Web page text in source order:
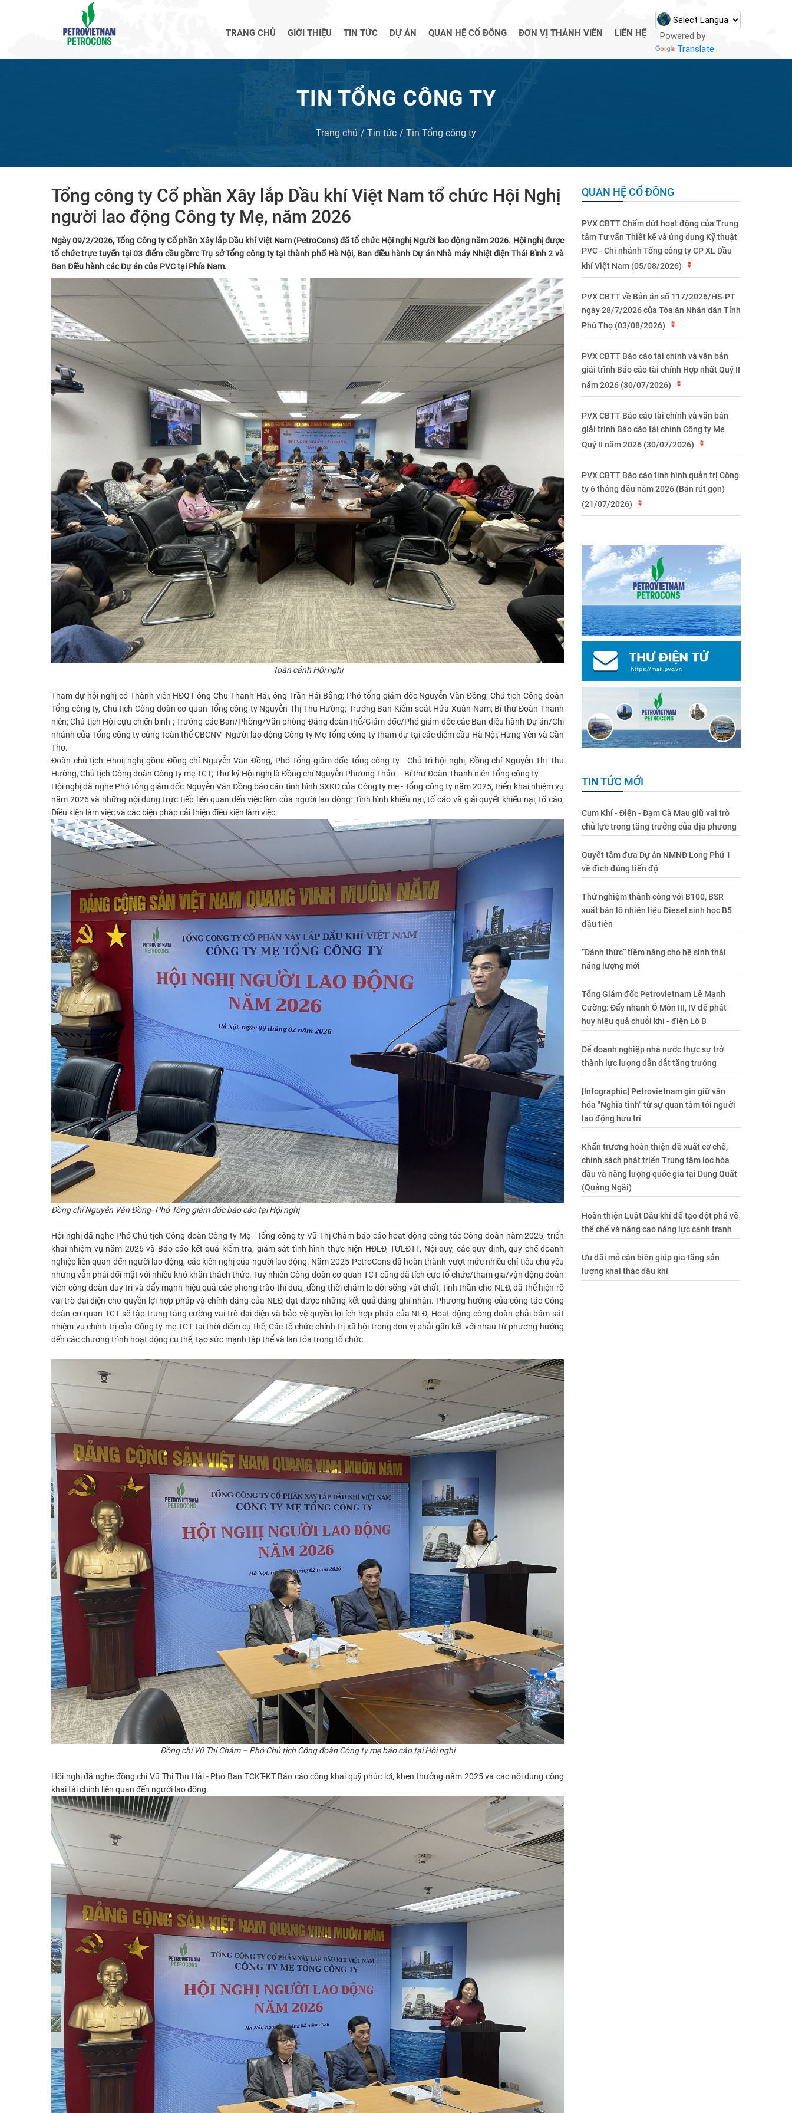
TRANG CHỦ GIỚI THIỆU TIN TỨC DỰ ÁN QUAN HỆ CỔ ĐÔNG ĐƠN VỊ THÀNH VIÊN LIÊN HỆ
Powered by
Translate
TIN TỔNG CÔNG TY
Trang chủ Tin tức Tin Tổng công ty
Tổng công ty Cổ phần Xây lắp Dầu khí Việt Nam tổ chức Hội Nghị
người lao động Công ty Mẹ, năm 2026
Ngày 09/2/2026, Tổng Công ty Cổ phần Xây lắp Dầu khí Việt Nam (PetroCons) đã tổ chức Hội nghị Người lao động năm 2026. Hội nghị được
tổ chức trực tuyến tại 03 điểm cầu gồm: Trụ sở Tổng công ty tại thành phố Hà Nội, Ban điều hành Dự án Nhà máy Nhiệt điện Thái Bình 2 và
Ban Điều hành các Dự án của PVC tại Phía Nam.
Toàn cảnh Hội nghị
Tham dự hội nghị có Thành viên HĐQT ông Chu Thanh Hải, ông Trần Hải Bằng; Phó tổng giám đốc Nguyễn Văn Đồng; Chủ tịch Công đoàn
Tổng công ty, Chủ tịch Công đoàn cơ quan Tổng công ty Nguyễn Thị Thu Hường; Trưởng Ban Kiểm soát Hứa Xuân Nam; Bí thư Đoàn Thanh
niên; Chủ tịch Hội cựu chiến binh ; Trưởng các Ban/Phòng/Văn phòng Đảng đoàn thể/Giám đốc/Phó giám đốc các Ban điều hành Dự án/Chi
nhánh của Tổng công ty cùng toàn thể CBCNV- Người lao động Công ty Mẹ Tổng công ty tham dự tại các điểm cầu Hà Nội, Hưng Yên và Cần
Thơ.
Đoàn chủ tịch Hhoij nghị gồm: Đồng chí Nguyễn Văn Đồng, Phó Tổng giám đốc Tổng công ty - Chủ trì hội nghị; Đồng chí Nguyễn Thị Thu
Hường, Chủ tịch Công đoàn Công ty mẹ TCT; Thư ký Hội nghị là Đồng chí Nguyễn Phương Thảo – Bí thư Đoàn Thanh niên Tổng công ty.
Hội nghị đã nghe Phó tổng giám đốc Nguyễn Văn Đồng báo cáo tình hình SXKD của Công ty mẹ - Tổng công ty năm 2025, triển khai nhiệm vụ
năm 2026 và những nội dung trực tiếp liên quan đến việc làm của người lao động: Tình hình khiếu nại, tố cáo và giải quyết khiếu nại, tố cáo;
Điều kiện làm việc và các biện pháp cải thiện điều kiện làm việc.
Đồng chí Nguyễn Văn Đồng- Phó Tổng giám đốc báo cáo tại Hội nghị
Hội nghị đã nghe Phó Chủ tịch Công đoàn Công ty Mẹ - Tổng công ty Vũ Thị Châm báo cáo hoạt động công tác Công đoàn năm 2025, triển
khai nhiệm vụ năm 2026 và Báo cáo kết quả kiểm tra, giám sát tình hình thực hiện HĐLĐ, TƯLĐTT, Nội quy, các quy định, quy chế doanh
nghiệp liên quan đến người lao động, các kiến nghị của người lao động. Năm 2025 PetroCons đã hoàn thành vượt mức nhiều chỉ tiêu chủ yếu
nhưng vẫn phải đối mặt với nhiều khó khăn thách thức. Tuy nhiên Công đoàn cơ quan TCT cũng đã tích cực tổ chức/tham gia/vận động đoàn
viên công đoàn duy trì và đẩy mạnh hiệu quả các phong trào thi đua, đồng thời chăm lo đời sống vật chất, tinh thần cho NLĐ, đã thể hiện rõ
vai trò đại diện cho quyền lợi hợp pháp và chính đáng của NLĐ, đạt được những kết quả đáng ghi nhận. Phương hướng của công tác Công
đoàn cơ quan TCT sẽ tập trung tăng cường vai trò đại diện và bảo vệ quyền lợi ích hợp pháp của NLĐ; Hoạt động công đoàn phải bám sát
nhiệm vụ chính trị của Công ty mẹ TCT tại thời điểm cụ thể; Các tổ chức chính trị xã hội trong đơn vị phải gắn kết với nhau từ phương hướng
đến các chương trình hoạt động cụ thể, tạo sức mạnh tập thể và lan tỏa trong tổ chức.
Đồng chí Vũ Thị Châm – Phó Chủ tịch Công đoàn Công ty mẹ báo cáo tại Hội nghị
Hội nghị đã nghe đồng chí Vũ Thị Thu Hải - Phó Ban TCKT-KT Báo cáo công khai quỹ phúc lợi, khen thưởng năm 2025 và các nội dung công
khai tài chính liên quan đến người lao động.
QUAN HỆ CỔ ĐÔNG
PVX CBTT Chấm dứt hoạt động của Trung
tâm Tư vấn Thiết kế và ứng dụng Kỹ thuật
PVC - Chi nhánh Tổng công ty CP XL Dầu
khí Việt Nam (05/08/2026)
PVX CBTT về Bản án số 117/2026/HS-PT
ngày 28/7/2026 của Tòa án Nhân dân Tỉnh
Phú Thọ (03/08/2026)
PVX CBTT Báo cáo tài chính và văn bản
giải trình Báo cáo tài chính Hợp nhất Quý II
năm 2026 (30/07/2026)
PVX CBTT Báo cáo tài chính và văn bản
giải trình Báo cáo tài chính Công ty Mẹ
Quý II năm 2026 (30/07/2026)
PVX CBTT Báo cáo tình hình quản trị Công
ty 6 tháng đầu năm 2026 (Bản rút gọn)
(21/07/2026)
TIN TỨC MỚI
Cụm Khí - Điện - Đạm Cà Mau giữ vai trò
chủ lực trong tăng trưởng của địa phương
Quyết tâm đưa Dự án NMNĐ Long Phú 1
về đích đúng tiến độ
Thử nghiệm thành công với B100, BSR
xuất bán lô nhiên liệu Diesel sinh học B5
đầu tiên
“Đánh thức” tiềm năng cho hệ sinh thái
năng lượng mới
Tổng Giám đốc Petrovietnam Lê Mạnh
Cường: Đẩy nhanh Ô Môn III, IV để phát
huy hiệu quả chuỗi khí - điện Lô B
Để doanh nghiệp nhà nước thực sự trở
thành lực lượng dẫn dắt tăng trưởng
[Infographic] Petrovietnam gìn giữ văn
hóa "Nghĩa tình" từ sự quan tâm tới người
lao động hưu trí
Khẩn trương hoàn thiện đề xuất cơ chế,
chính sách phát triển Trung tâm lọc hóa
dầu và năng lượng quốc gia tại Dung Quất
(Quảng Ngãi)
Hoàn thiện Luật Dầu khí để tạo đột phá về
thể chế và nâng cao năng lực cạnh tranh
Ưu đãi mỏ cận biên giúp gia tăng sản
lượng khai thác dầu khí